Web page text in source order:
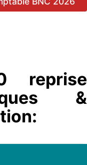
reprise
&